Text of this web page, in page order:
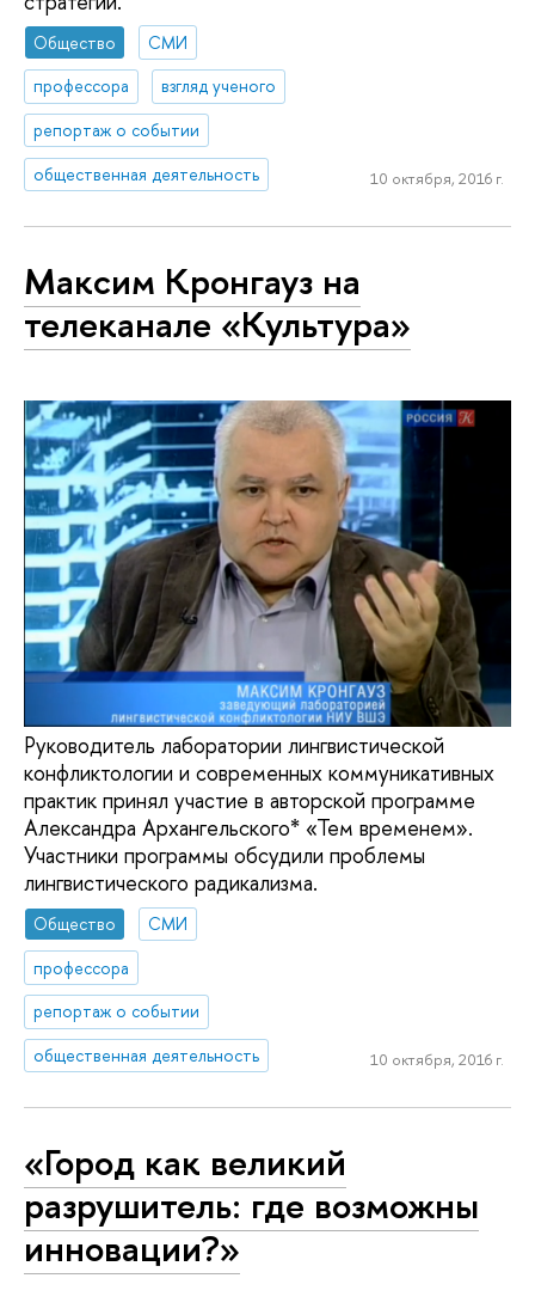
Общество
СМИ
профессора
взгляд ученого
репортаж о событии
общественная деятельность
10 октября, 2016 г.
Максим Кронгауз на
телеканале «Культура»
Руководитель лаборатории лингвистической
конфликтологии и современных коммуникативных
практик принял участие в авторской программе
Александра Архангельского* «Тем временем».
Участники программы обсудили проблемы
лингвистического радикализма.
Общество
СМИ
профессора
репортаж о событии
общественная деятельность
10 октября, 2016 г.
«Город как великий
разрушитель: где возможны
инновации?»